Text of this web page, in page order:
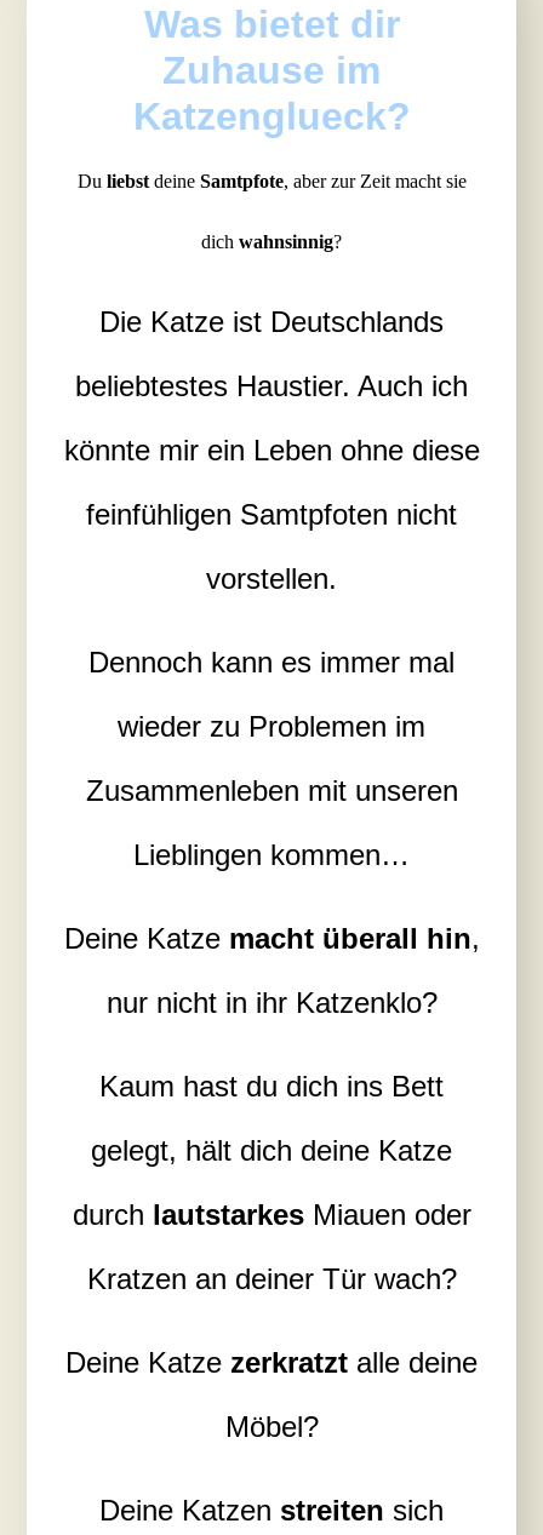
Was bietet dir
Zuhause im
Katzenglueck?
Du liebstdeine Samtpfote, aber zur Zeit macht sie
dich wahnsinnig?
Die Katze ist Deutschlands
beliebtestes Haustier. Auch ich
könnte mir ein Leben ohne diese
feinfühligen Samtpfoten nicht
vorstellen.
Dennoch kann es immer mal
wieder zu Problemen im
Zusammenleben mit unseren
Lieblingen kommen…
Deine Katze macht überall hin,
nur nicht in ihr Katzenklo?
Kaum hast du dich ins Bett
gelegt, hält dich deine Katze
durch lautstarkesMiauen oder
Kratzen an deiner Tür wach?
Deine Katze zerkratzt alle deine
Möbel?
Deine Katzen streiten sich